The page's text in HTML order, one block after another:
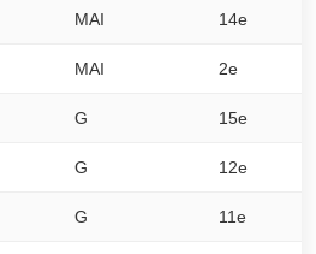
MAI 14e
MAI 2e
G 15e
G 12e
G 11e